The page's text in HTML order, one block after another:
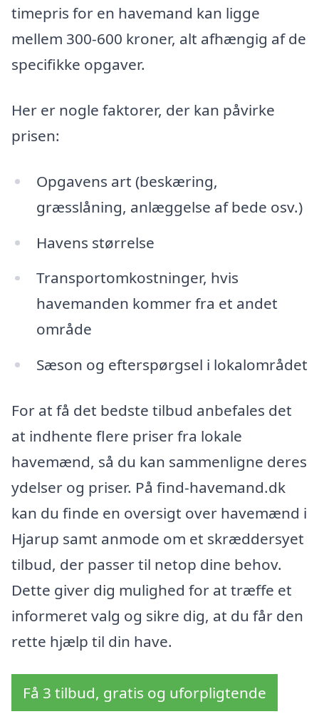
timepris for en havemand kan ligge
mellem 300-600 kroner, alt afhængig af de
specifikke opgaver.
Her er nogle faktorer, der kan påvirke
prisen:
Opgavens art (beskæring,
græsslåning, anlæggelse af bede osv.)
Havens størrelse
Transportomkostninger, hvis
havemanden kommer fra et andet
område
Sæson og efterspørgsel i lokalområdet
For at få det bedste tilbud anbefales det
at indhente flere priser fra lokale
havemænd, så du kan sammenligne deres
ydelser og priser. På find-havemand.dk
kan du finde en oversigt over havemænd i
Hjarup samt anmode om et skræddersyet
tilbud, der passer til netop dine behov.
Dette giver dig mulighed for at træffe et
informeret valg og sikre dig, at du får den
rette hjælp til din have.
Få 3 tilbud, gratis og uforpligtende